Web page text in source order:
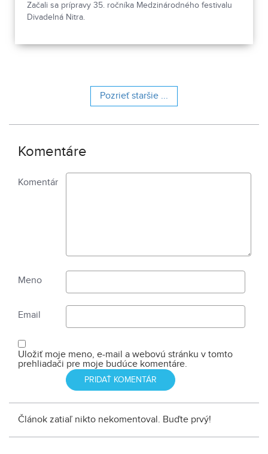
Začali sa prípravy 35. ročníka Medzinárodného festivalu
Divadelná Nitra.
Pozrieť staršie ...
Komentáre
Komentár
Meno
Email
Uložiť moje meno, e-mail a webovú stránku v tomto
prehliadači pre moje budúce komentáre.
Článok zatiaľ nikto nekomentoval. Buďte prvý!